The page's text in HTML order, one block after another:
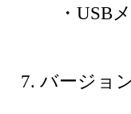
・USB
バージョ